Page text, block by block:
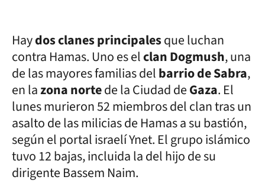
Haydos clanes principalesque luchan
contra Hamas. Uno es elclan Dogmush, una
de las mayores familias delbarrio de Sabra,
en lazona nortede la Ciudad deGaza. El
lunes murieron 52 miembros del clan tras un
asalto de las milicias de Hamas a su bastión,
según el portal israelí Ynet. El grupo islámico
tuvo 12 bajas, incluida la del hijo de su
dirigente Bassem Naim.